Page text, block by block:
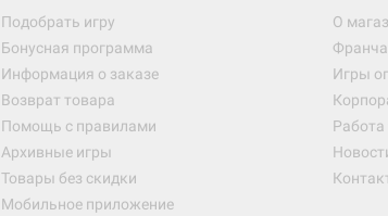
Подобрать игру
Бонусная программа
Информация о заказе
Возврат товара
Помощь с правилами
Архивные игры
Товары без скидки
Мобильное приложение
О
Игры
Работа
3 490